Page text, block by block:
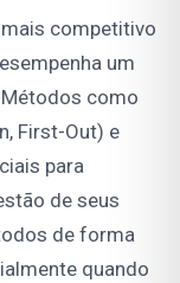
competitivo
um
como
First-Out) e
para
de seus
de forma
quando